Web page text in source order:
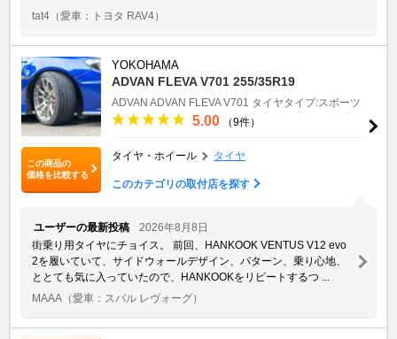
tat4 （愛車：トヨタ RAV4）
この商品の
価格を比較する
YOKOHAMA
ADVAN FLEVA V701 255/35R19
ADVAN ADVAN FLEVA V701 タイヤタイプ:スポーツ
5.00 （9件）
タイヤ・ホイール タイヤ
このカテゴリの取付店を探す
ユーザーの最新投稿
2026年8月8日
街乗り用タイヤにチョイス。 前回、HANKOOK VENTUS V12 evo
2を履いていて、サイドウォールデザイン、パターン、乗り心地、
ととても気に入っていたので、HANKOOKをリピートするつ ...
MAAA （愛車：スバル レヴォーグ）